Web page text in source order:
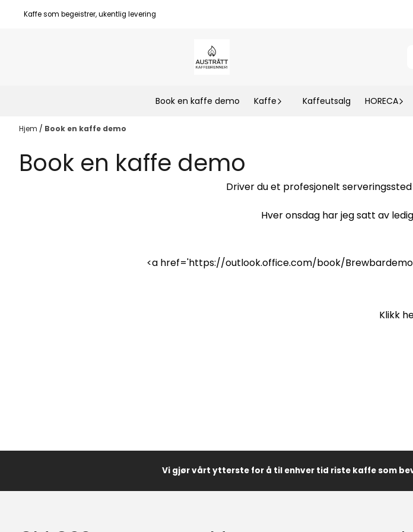
Hopp til innhold
Kaffe som begeistrer, ukentlig levering
Book en kaffe demo Kaffe Kaffeutsalg HORECA
Hjem / Book en kaffe demo
Book en kaffe demo
Driver du et profesjonelt
Hver onsdag har jeg satt av
<a href='https://outlook.office.com/book/
Klikk
Vi gjør vårt ytterste for å til enhver tid riste kaffe som